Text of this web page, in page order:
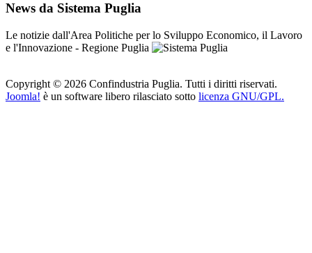
News da Sistema Puglia
Le notizie dall'Area Politiche per lo Sviluppo Economico, il Lavoro
e l'Innovazione - Regione Puglia
Copyright © 2026 Confindustria Puglia. Tutti i diritti riservati.
Joomla! è un software libero rilasciato sotto licenza GNU/GPL.